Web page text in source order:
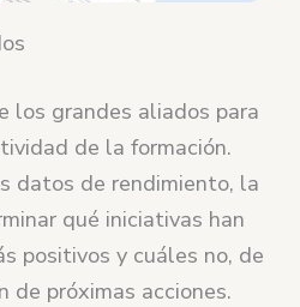
los grandes aliados para
de la formación.
datos de rendimiento, la
qué iniciativas han
positivos y cuáles no, de
de próximas acciones.